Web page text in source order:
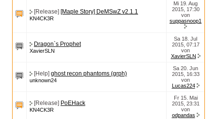
[Release] [Maple Story] DeMSwZ v2.1.1
KN4CK3R
Mi 19. Aug
2015, 17:30
von
suppasnoop1
Dragon`s Prophet
XavierSLN
Sa 18. Jul
2015, 07:17
von
XavierSLN
[Help] ghost recon phantoms (grph)
unknown24
Sa 20. Jun
2015, 16:33
von
Lucas224
[Release] PoEHack
KN4CK3R
Fr 15. Mai
2015, 23:31
von
odpandas